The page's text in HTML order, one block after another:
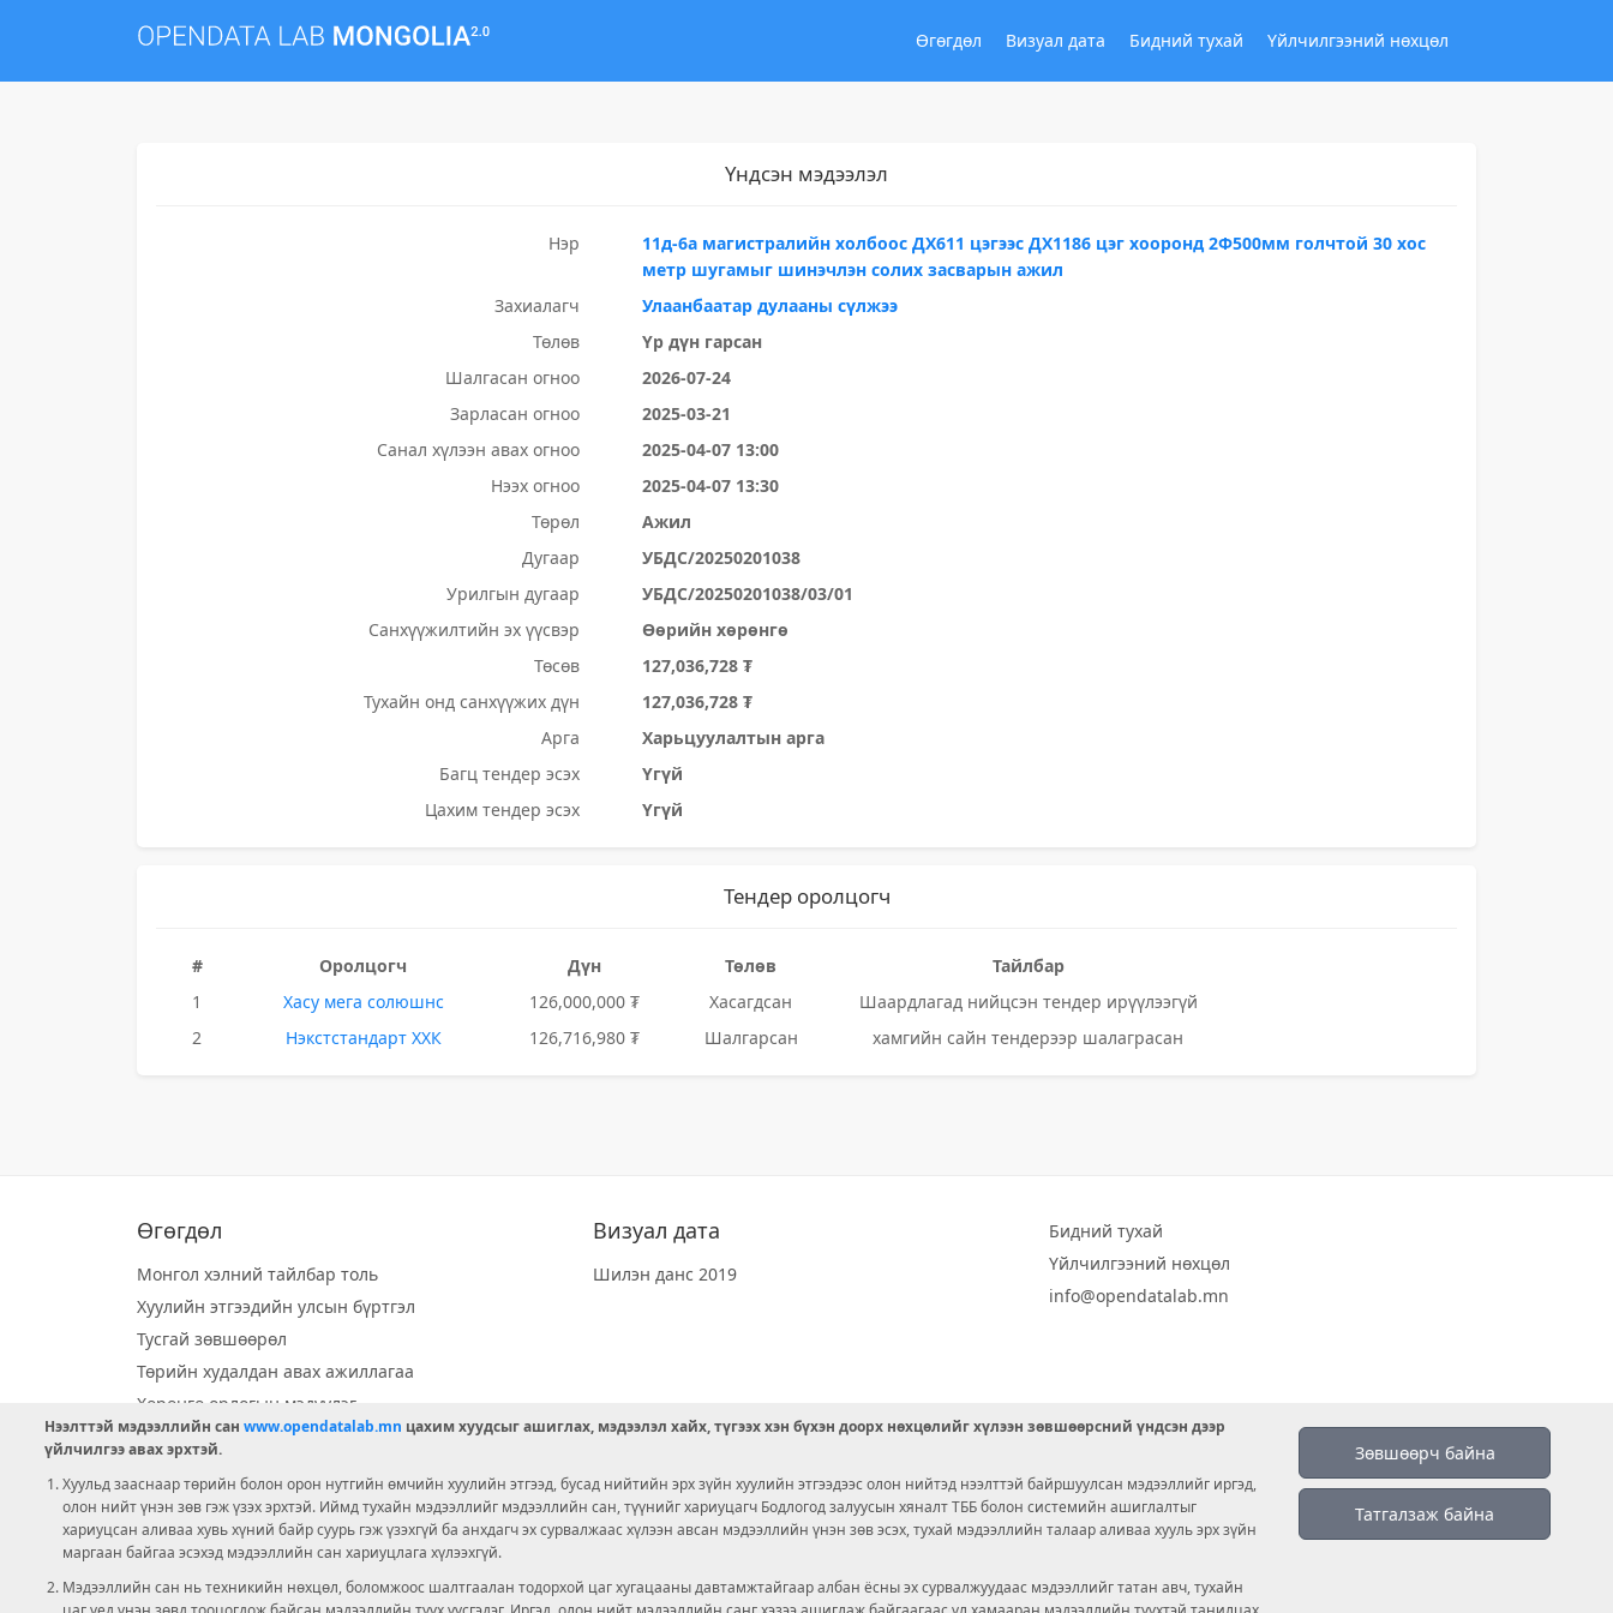
Өгөгдөл Визуал дата Бидний тухай Үйлчилгээний нөхцөл
Үндсэн мэдээлэл
Нэр
11д-6а магистралийн холбоос ДХ611 цэгээс ДХ1186 цэг хооронд 2Ф500мм голчтой 30 хос
метр шугамыг шинэчлэн солих засварын ажил
Захиалагч
Улаанбаатар дулааны сүлжээ
Төлөв
Үр дүн гарсан
Шалгасан огноо
2026-07-24
Зарласан огноо
2025-03-21
Санал хүлээн авах огноо
2025-04-07 13:00
Нээх огноо
2025-04-07 13:30
Төрөл
Ажил
Дугаар
УБДС/20250201038
Урилгын дугаар
УБДС/20250201038/03/01
Санхүүжилтийн эх үүсвэр
Өөрийн хөрөнгө
Төсөв
127,036,728 ₮
Тухайн онд санхүүжих дүн
127,036,728 ₮
Арга
Харьцуулалтын арга
Багц тендер эсэх
Үгүй
Цахим тендер эсэх
Үгүй
Тендер оролцогч
# Оролцогч Дүн Төлөв
Тайлбар
1
Хасу мега солюшнс 126,000,000 ₮ Хасагдсан
Шаардлагад нийцсэн тендер ирүүлээгүй
2
Нэкстстандарт ХХК 126,716,980 ₮ Шалгарсан хамгийн сайн тендерээр шалаграсан
Өгөгдөл
Монгол хэлний тайлбар толь
Хуулийн этгээдийн улсын бүртгэл
Тусгай зөвшөөрөл
Төрийн худалдан авах ажиллагаа
Хөрөнгө орлогын мэдүүлэг
Орон нутгийн хөгжлийн сан
Ээлжит сонгууль
Ашигт малтмал тусгай зөвшөөрөл
Визуал дата
Шилэн данс 2019
Бидний тухай
Үйлчилгээний нөхцөл
info@opendatalab.mn
© 2026 OPENDATA LAB MONGOLIA.
Зөвшөөрч байна
Татгалзаж байна
Нээлттэй мэдээллийн сан www.opendatalab.mn цахим хуудсыг ашиглах, мэдээлэл хайх, түгээх хэн бүхэн доорх нөхцөлийг хүлээн зөвшөөрсний үндсэн дээр
үйлчилгээ авах эрхтэй.
Хуульд зааснаар төрийн болон орон нутгийн өмчийн хуулийн этгээд, бусад нийтийн эрх зүйн хуулийн этгээдээс олон нийтэд нээлттэй байршуулсан мэдээллийг иргэд,
олон нийт үнэн зөв гэж үзэх эрхтэй. Иймд тухайн мэдээллийг мэдээллийн сан, түүнийг хариуцагч Бодлогод залуусын хяналт ТББ болон системийн ашиглалтыг
хариуцсан аливаа хувь хүний байр суурь гэж үзэхгүй ба анхдагч эх сурвалжаас хүлээн авсан мэдээллийн үнэн зөв эсэх, тухай мэдээллийн талаар аливаа хууль эрх зүйн
маргаан байгаа эсэхэд мэдээллийн сан хариуцлага хүлээхгүй.
Мэдээллийн сан нь техникийн нөхцөл, боломжоос шалтгаалан тодорхой цаг хугацааны давтамжтайгаар албан ёсны эх сурвалжуудаас мэдээллийг татан авч, тухайн